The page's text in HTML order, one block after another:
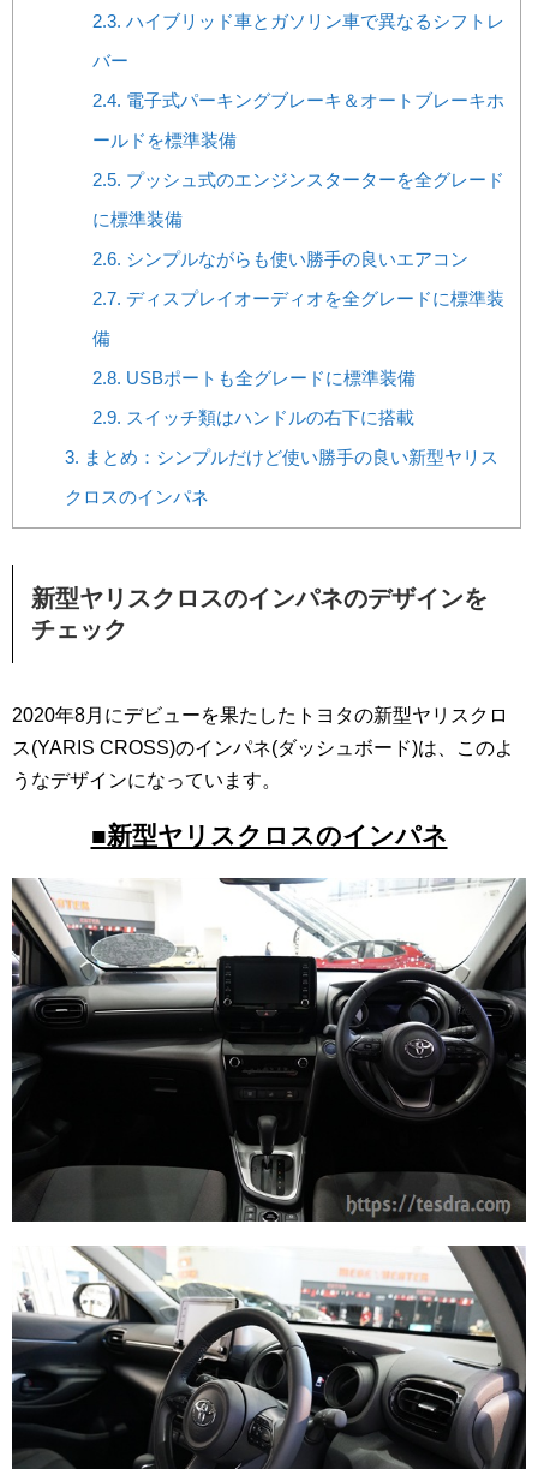
2.3. ハイブリッド車とガソリン車で異なるシフトレ
バー
2.4. 電子式パーキングブレーキ＆オートブレーキホ
ールドを標準装備
2.5. プッシュ式のエンジンスターターを全グレード
に標準装備
2.6. シンプルながらも使い勝手の良いエアコン
2.7. ディスプレイオーディオを全グレードに標準装
備
2.8. USBポートも全グレードに標準装備
2.9. スイッチ類はハンドルの右下に搭載
3. まとめ：シンプルだけど使い勝手の良い新型ヤリス
クロスのインパネ
新型ヤリスクロスのインパネのデザインを
チェック
2020年8月にデビューを果たしたトヨタの新型ヤリスクロ
ス(YARIS CROSS)のインパネ(ダッシュボード)は、このよ
うなデザインになっています。
■新型ヤリスクロスのインパネ